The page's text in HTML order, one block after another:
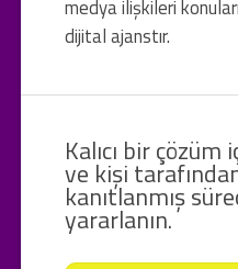
medya ilişkileri
dijital ajanstır.
Kalıcı bir
ve kişi
kanıtlanmış
yararlanın.